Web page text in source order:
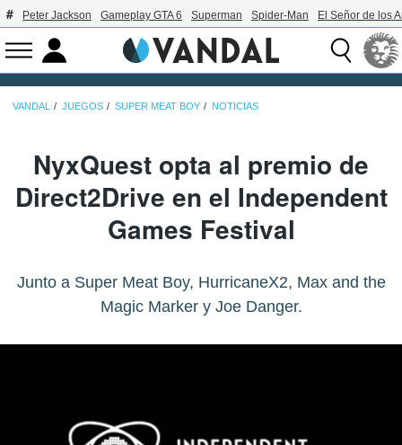
Peter Jackson Gameplay GTA 6 Superman Spider-Man El Señor de los
VANDAL JUEGOS SUPER MEAT BOY NOTICIAS
NyxQuest opta al premio de
Direct2Drive en el Independent
Games Festival
Junto a Super Meat Boy, HurricaneX2, Max and the
Magic Marker y Joe Danger.